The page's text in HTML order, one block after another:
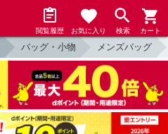
閲覧履歴 お気に入り 検索 カート
バッグ・小物 メンズバッグ